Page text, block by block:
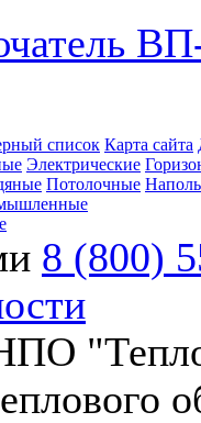
список Карта сайта
Электрические
Потолочные
8 (800)